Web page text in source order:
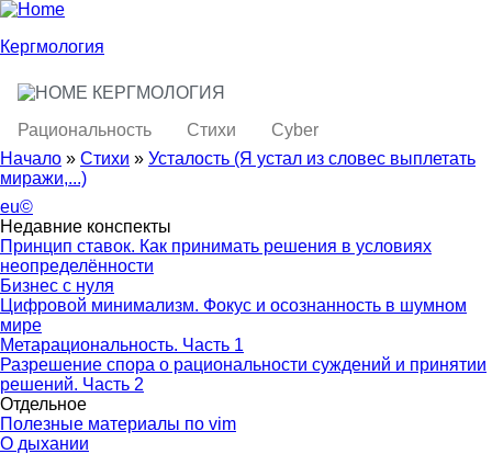
Skip to main content
Skip to search
Кергмология
КЕРГМОЛОГИЯ
toggle
Main menu
Рациональность Стихи Cyber
You are here
Начало » Стихи » Усталость (Я устал из словес выплетать
миpажи,...)
eu©
Недавние конспекты
Принцип ставок. Как принимать решения в условиях
неопределённости
Бизнес с нуля
Цифровой минимализм. Фокус и осознанность в шумном
мире
Метарациональность. Часть 1
Разрешение спора о рациональности суждений и принятии
решений. Часть 2
Отдельное
Полезные материалы по vim
О дыхании